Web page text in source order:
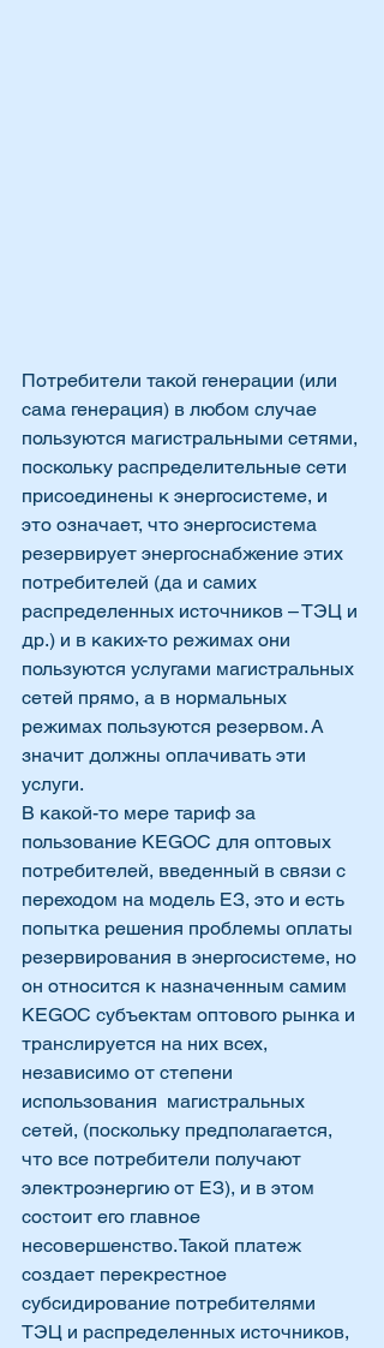
Потребители такой генерации (или
сама генерация) в любом случае
пользуются магистральными сетями,
поскольку распределительные сети
присоединены к энергосистеме, и
это означает, что энергосистема
резервирует энергоснабжение этих
потребителей (да и самих
распределенных источников – ТЭЦ и
др.) и в каких-то режимах они
пользуются услугами магистральных
сетей прямо, а в нормальных
режимах пользуются резервом. А
значит должны оплачивать эти
услуги.
В какой-то мере тариф за
пользование KEGOC для оптовых
потребителей, введенный в связи с
переходом на модель ЕЗ, это и есть
попытка решения проблемы оплаты
резервирования в энергосистеме, но
он относится к назначенным самим
KEGOC субъектам оптового рынка и
транслируется на них всех,
независимо от степени
использования  магистральных
сетей, (поскольку предполагается,
что все потребители получают
электроэнергию от ЕЗ), и в этом
состоит его главное
несовершенство. Такой платеж
создает перекрестное
субсидирование потребителями
ТЭЦ и распределенных источников,